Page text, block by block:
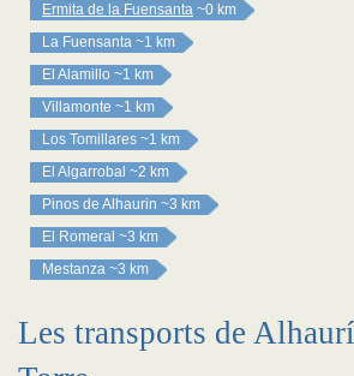
Ermita de la Fuensanta ~0 km
La Fuensanta ~1 km
El Alamillo ~1 km
Villamonte ~1 km
Los Tomillares ~1 km
El Algarrobal ~2 km
Pinos de Alhaurin ~3 km
El Romeral ~3 km
Mestanza ~3 km
Les transports de